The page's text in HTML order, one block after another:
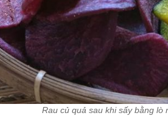
Rau củ quả sau khi sấy bằng lò